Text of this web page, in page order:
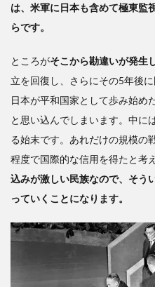
は、米軍に日本も含めて極東監
らです。
ところがそこから勘違いが発生
立を回復し、さらにその5年後
日本が平和国家として歩み始め
と思い込んでしまいます。中に
る始末です。あれだけの規模の
程度で国際的な信用を得たと考
込みが激しい民族なので、そう
っていくことになります。